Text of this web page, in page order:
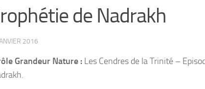
de Nadrakh
2016
Grandeur Nature : Les Cendres de la Trinité –